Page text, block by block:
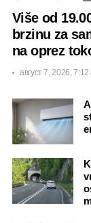
Više od
brzinu za
na oprez
август 7, 2026, 7:12